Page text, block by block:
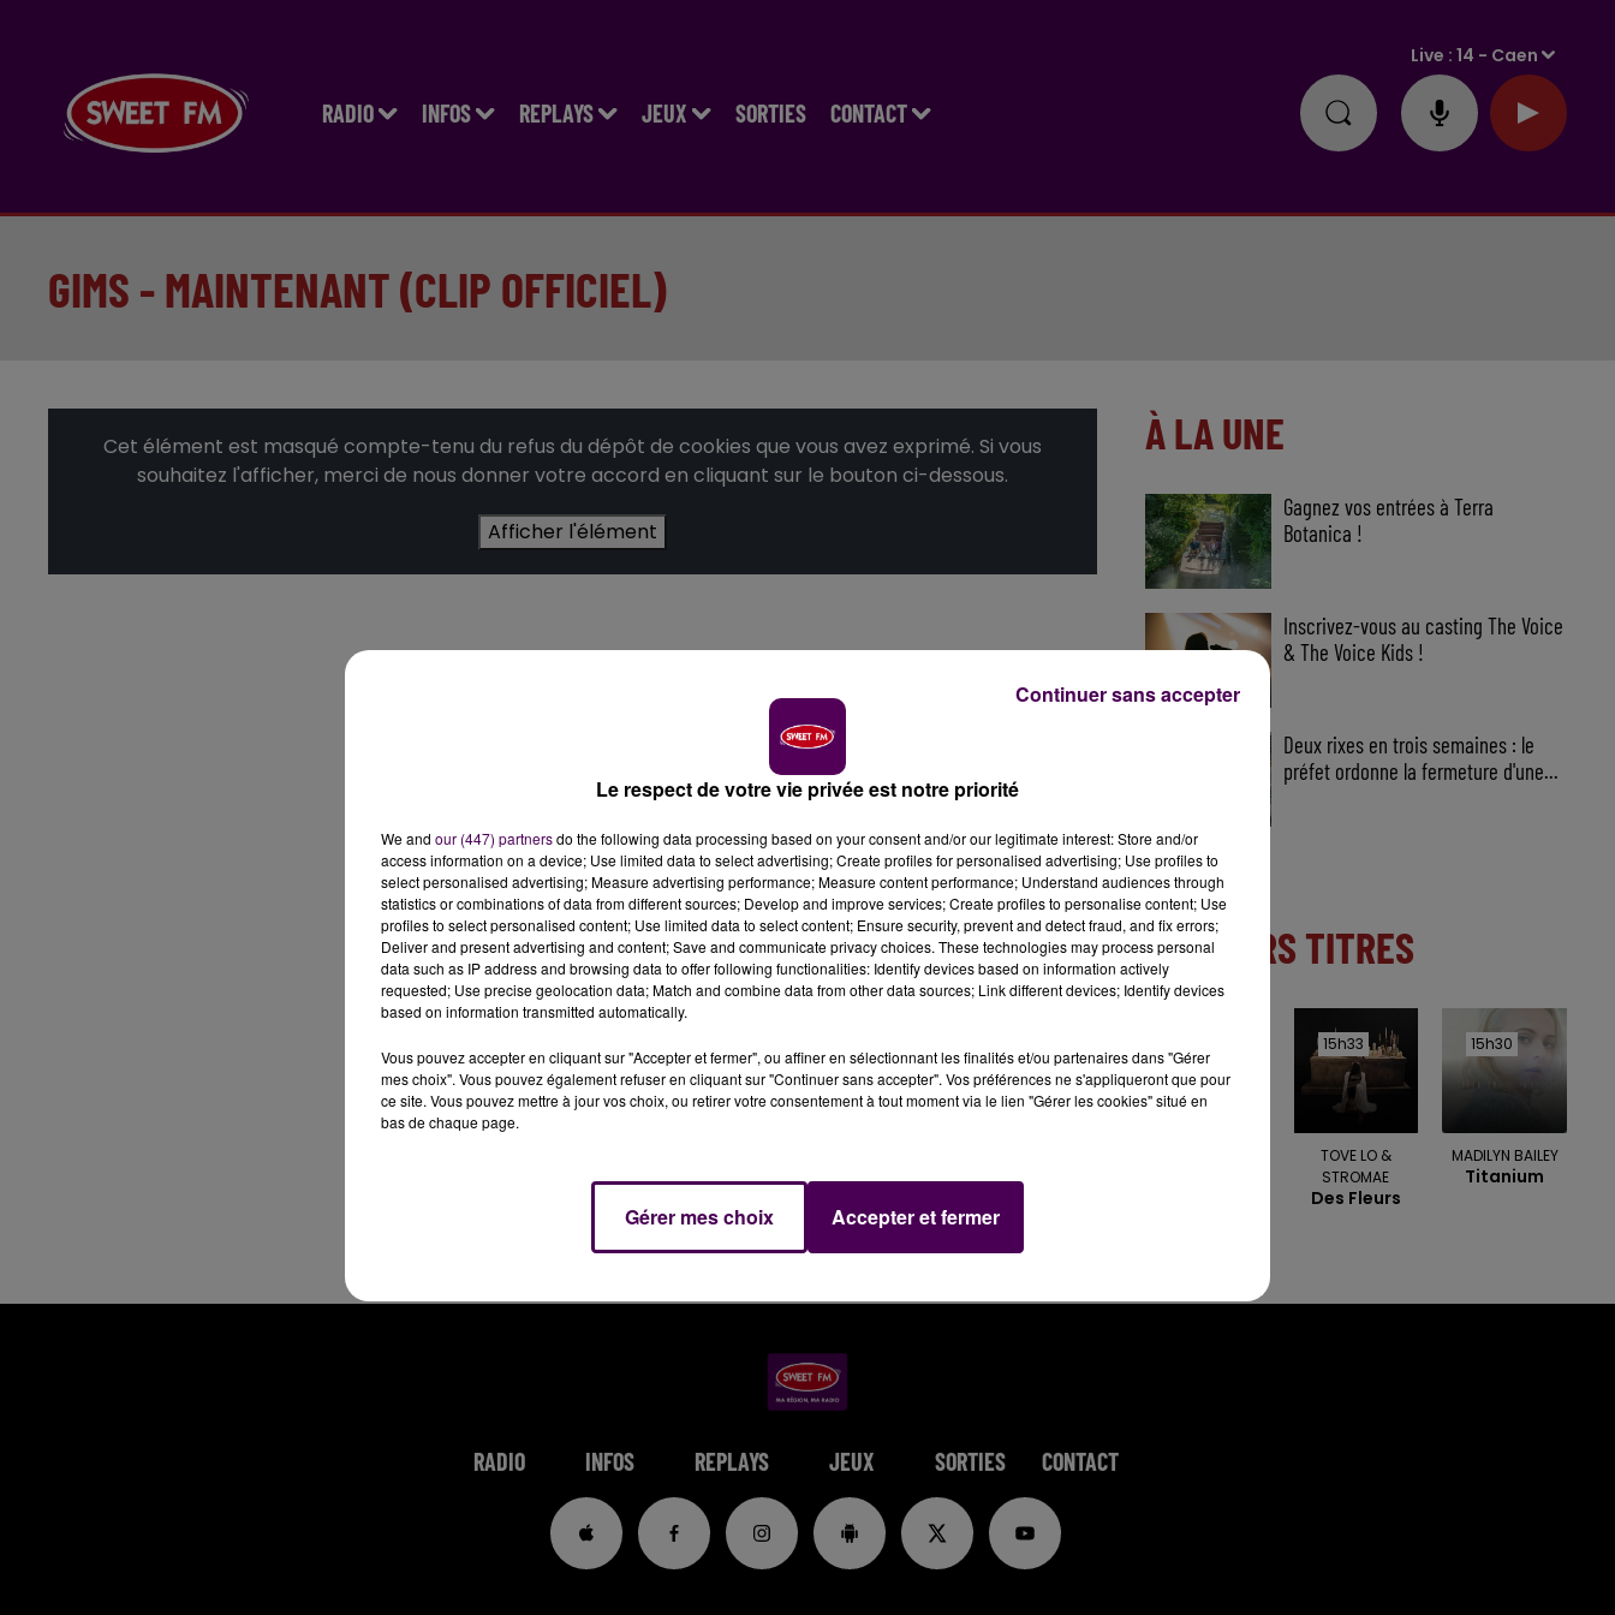
RADIO INFOS REPLAYS JEUX SORTIES CONTACT
Live :14 - Caen
GIMS - MAINTENANT (CLIP OFFICIEL)
Cet élément est masqué compte-tenu du refus du dépôt de cookies que vous avez exprimé. Si vous
souhaitez l'afficher, merci de nous donner votre accord en cliquant sur le bouton ci-dessous.
Afficher l'élément
À LA UNE
Gagnez vos entrées à Terra
Botanica !
Inscrivez-vous au casting The Voice
& The Voice Kids !
Deux rixes en trois semaines : le
préfet ordonne la fermeture d'une...
DERNIERS TITRES
15h33
15h33
TOVE LO &
STROMAE
Des Fleurs
15h30
15h30
MADILYN BAILEY
Titanium
RADIO INFOS REPLAYS JEUX SORTIES CONTACT
Le respect de votre vie privée est notre priorité
We and our (447) partnersdo the following data processing based on your consent and/or our legitimate interest: Store and/or
access information on a device; Use limited data to select advertising; Create profiles for personalised advertising; Use profiles to
select personalised advertising; Measure advertising performance; Measure content performance; Understand audiences through
statistics or combinations of data from different sources; Develop and improve services; Create profiles to personalise content; Use
profiles to select personalised content; Use limited data to select content; Ensure security, prevent and detect fraud, and fix errors;
Deliver and present advertising and content; Save and communicate privacy choices. These technologies may process personal
data such as IP address and browsing data to offer following functionalities: Identify devices based on information actively
requested; Use precise geolocation data; Match and combine data from other data sources; Link different devices; Identify devices
based on information transmitted automatically.
Vous pouvez accepter en cliquant sur "Accepter et fermer", ou affiner en sélectionnant les finalités et/ou partenaires dans "Gérer
mes choix". Vous pouvez également refuser en cliquant sur "Continuer sans accepter". Vos préférences ne s'appliqueront que pour
ce site. Vous pouvez mettre à jour vos choix, ou retirer votre consentement à tout moment via le lien "Gérer les cookies" situé en
bas de chaque page.
Gérer mes choix Accepter et fermer
Continuer sans accepter